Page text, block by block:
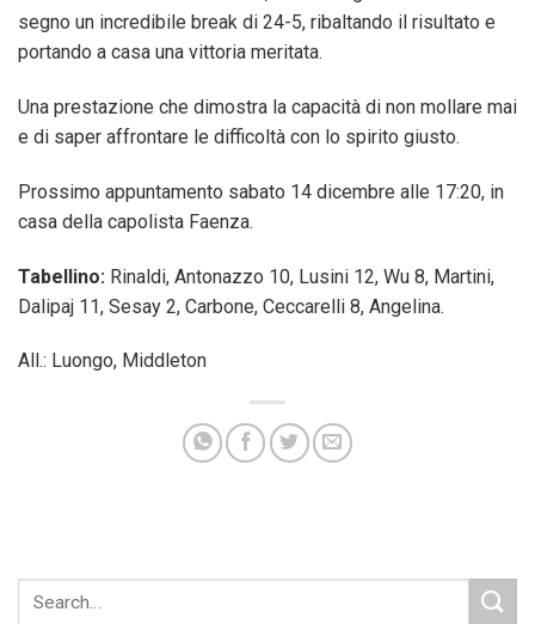
segno un incredibile break di 24-5, ribaltando il risultato e
portando a casa una vittoria meritata.
Una prestazione che dimostra la capacità di non mollare mai
e di saper affrontare le difficoltà con lo spirito giusto.
Prossimo appuntamento sabato 14 dicembre alle 17:20, in
casa della capolista Faenza.
Tabellino: Rinaldi, Antonazzo 10, Lusini 12, Wu 8, Martini,
Dalipaj 11, Sesay 2, Carbone, Ceccarelli 8, Angelina.
All.: Luongo, Middleton